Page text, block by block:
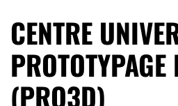
CENTRE
(PRO3D)